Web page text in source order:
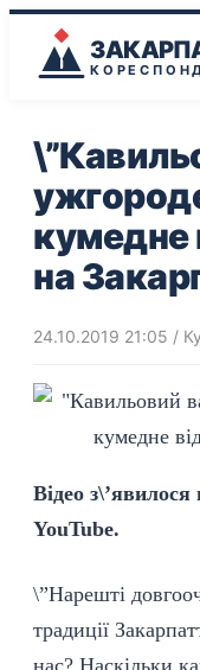
кумедне
на
24.10.2019 21:05 /
Відео
YouTube.
\”Нарешті
традиції
нас? Наскільки